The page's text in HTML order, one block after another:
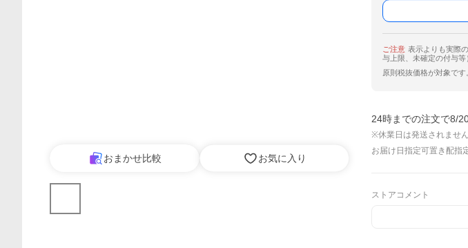
おまかせ比較 お気に入り
ご注意 表示よりも実際
与上限、未確定の付与等
原則税抜価格が対象です
24時までの注文で8/
※休業日は発送されません
お届け日指定可置き配指
ストアコメント